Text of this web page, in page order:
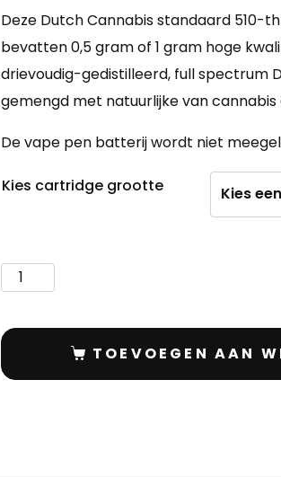
Deze Dutch Cannabis standaard 510-
bevatten 0,5 gram of 1 gram hoge
drievoudig-gedistilleerd, full spectrum
gemengd met natuurlijke van
De vape pen batterij wordt niet
Kies cartridge grootte
TOEVOEGEN AAN